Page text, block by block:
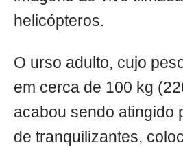
helicópteros.
O urso adulto, cujo
em cerca de 100 kg
acabou sendo atingido
de tranquilizantes,